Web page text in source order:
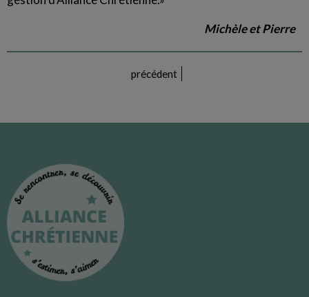
Michèle et Pierre
précédent